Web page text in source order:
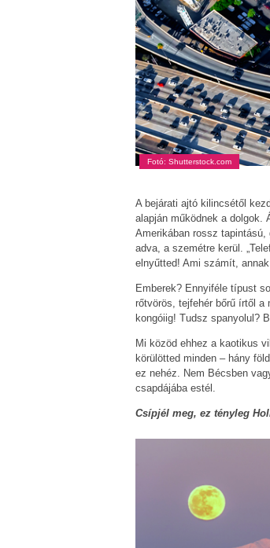
Fotó: Shutterstock.com
A bejárati ajtó kilincsétől
alapján működnek a dolgok.
Amerikában rossz
adva, a szemétre kerül.
elnyűtted! Ami számít,
Emberek? Ennyiféle típust
rőtvörös, tejfehér bőrű írtől
kongóiig! Tudsz spanyolul?
Mi közöd ehhez a kaotikus
körülötted minden – hány
ez nehéz. Nem Bécsben
csapdájába estél.
Csípjél meg, ez tényleg